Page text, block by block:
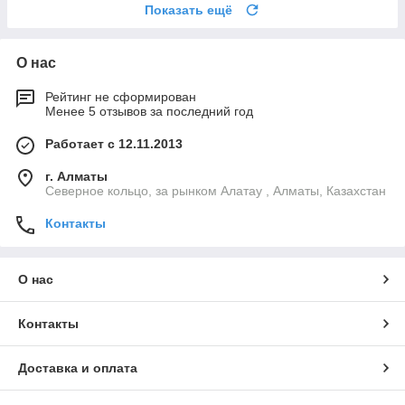
Показать ещё
О нас
Рейтинг не сформирован
Менее 5 отзывов за последний год
Работает с 12.11.2013
г. Алматы
Северное кольцо, за рынком Алатау , Алматы, Казахстан
Контакты
О нас
Контакты
Доставка и оплата